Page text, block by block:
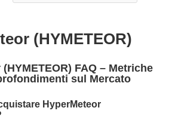
(HYMETEOR)
FAQ – Metriche
sul Mercato
HyperMeteor